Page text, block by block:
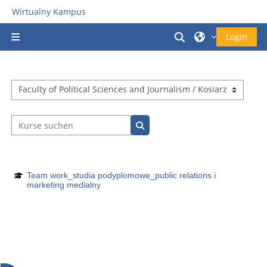
Zum Hauptinhalt
Wirtualny Kampus
Sucheingabe
Login
Kursbereiche
Kurse suchen
Kurse suchen
Team work_studia podyplomowe_public relations i
marketing medialny